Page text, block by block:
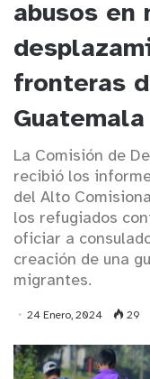
abusos en
fronteras
La Comisión de
recibió los
del Alto
los refugiados
oficiar a
creación de una
migrantes.
24 Enero, 2024 29